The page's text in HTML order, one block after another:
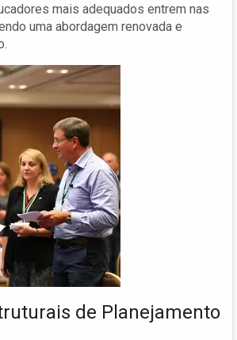
mais adequados entrem nas
uma abordagem renovada e
de Planejamento